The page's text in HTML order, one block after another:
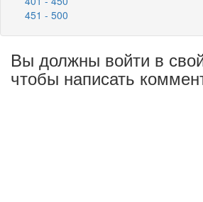
451 - 500
Вы должны войти в
чтобы написать